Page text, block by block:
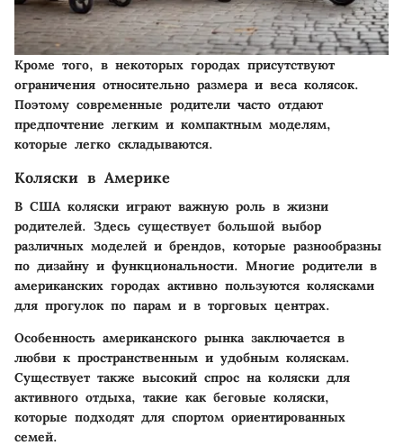
Кроме того, в некоторых городах присутствуют
ограничения относительно размера и веса колясок.
Поэтому современные родители часто отдают
предпочтение легким и компактным моделям,
которые легко складываются.
Коляски в Америке
В США коляски играют важную роль в жизни
родителей. Здесь существует большой выбор
различных моделей и брендов, которые разнообразны
по дизайну и функциональности. Многие родители в
американских городах активно пользуются колясками
для прогулок по парам и в торговых центрах.
Особенность американского рынка заключается в
любви к пространственным и удобным коляскам.
Существует также высокий спрос на коляски для
активного отдыха, такие как беговые коляски,
которые подходят для спортом ориентированных
семей.